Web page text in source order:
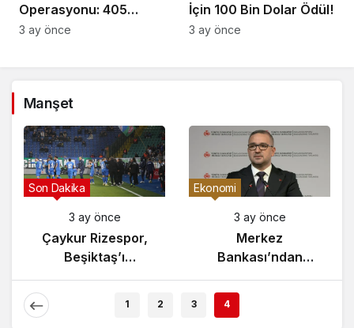
Operasyonu: 405
Gözaltı!
3 ay önce
İçin 100 Bin Dolar Ödül!
3 ay önce
Manşet
Gündem
3 ay önce
Yunanistan’da
Zeybek Tartışması
Son Dakika
3 ay önce
Çaykur Rizespor,
Beşiktaş’ı
1 2 3 4